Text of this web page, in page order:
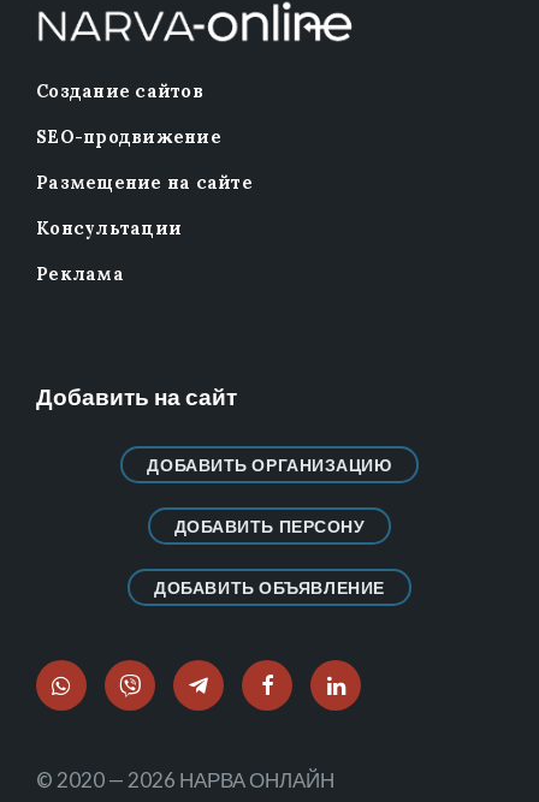
Создание сайтов
SEO-продвижение
Размещение на сайте
Консультации
Реклама
Добавить на сайт
ДОБАВИТЬ ОРГАНИЗАЦИЮ
ДОБАВИТЬ ПЕРСОНУ
ДОБАВИТЬ ОБЪЯВЛЕНИЕ
WhatsAppViber TelegramFacebookLinkedIn
© 2020 — 2026 НАРВА ОНЛАЙН